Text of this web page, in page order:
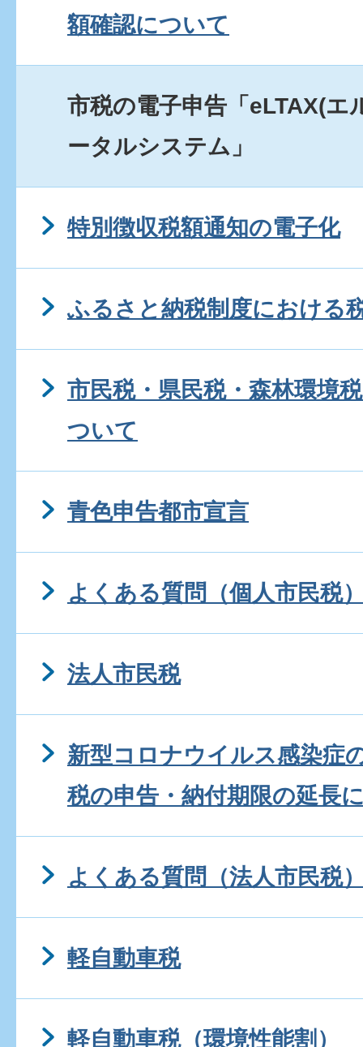
額確認について
市税の電子申告「eLTAX(エ
ータルシステム」
特別徴収税額通知の電子化
ふるさと納税制度における
市民税・県民税・森林環境
ついて
青色申告都市宣言
よくある質問（個人市民税
法人市民税
新型コロナウイルス感染症
税の申告・納付期限の延長
よくある質問（法人市民税
軽自動車税
軽自動車税（環境性能割）